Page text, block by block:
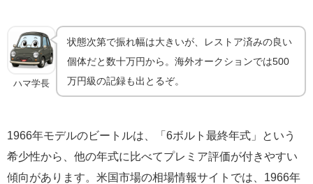
ハマ学長
状態次第で振れ幅は大きいが、レストア済みの良い
個体だと数十万円から。海外オークションでは500
万円級の記録も出とるぞ。
1966年モデルのビートルは、「6ボルト最終年式」という
希少性から、他の年式に比べてプレミア評価が付きやすい
傾向があります。米国市場の相場情報サイトでは、1966年